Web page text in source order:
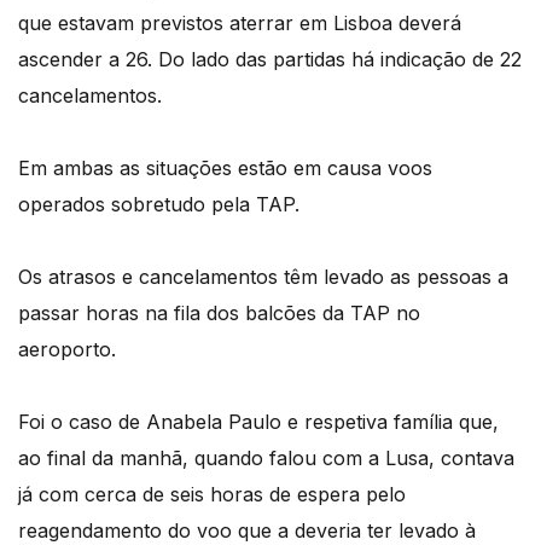
que estavam previstos aterrar em Lisboa deverá
ascender a 26. Do lado das partidas há indicação de 22
cancelamentos.
Em ambas as situações estão em causa voos
operados sobretudo pela TAP.
Os atrasos e cancelamentos têm levado as pessoas a
passar horas na fila dos balcões da TAP no
aeroporto.
Foi o caso de Anabela Paulo e respetiva família que,
ao final da manhã, quando falou com a Lusa, contava
já com cerca de seis horas de espera pelo
reagendamento do voo que a deveria ter levado à